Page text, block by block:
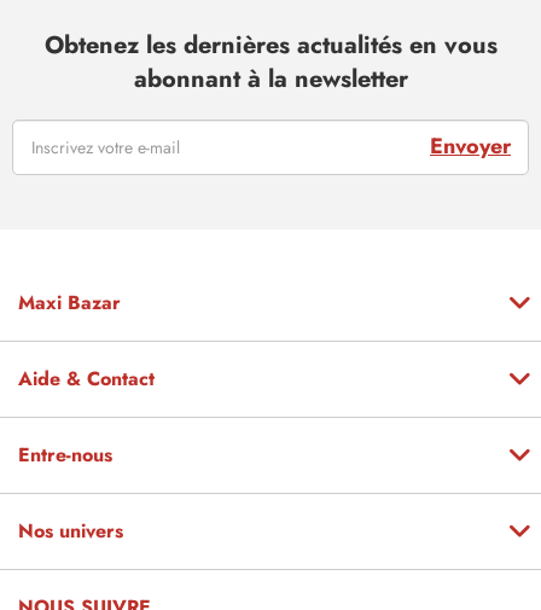
Obtenez les dernières actualités en vous
abonnant à la newsletter
Envoyer
Maxi Bazar
Aide & Contact
Entre-nous
Nos univers